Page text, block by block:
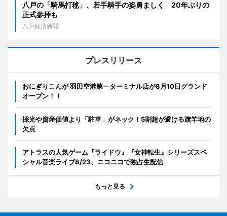
八戸の「騎馬打毬」、若手騎手の姿勇ましく 20年ぶりの
正式参拝も
八戸経済新聞
プレスリリース
おにぎりこんが 羽田空港第一ターミナル店が8月10日グランド
オープン！！
採光や資産価値より「駐車」がネック！5割超が避ける旗竿地の
欠点
アトラスの人気ゲーム『ライドウ』『女神転生』シリーズスペ
シャル音楽ライブ8/23、ニコニコで独占生配信
もっと見る